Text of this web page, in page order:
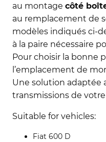
au montage côté
au remplacement de
modèles indiqués ci-
à la paire nécessaire
Pour choisir la bonne
l’emplacement de
Une solution adaptée
transmissions de
Suitable for vehicles:
Fiat 600 D